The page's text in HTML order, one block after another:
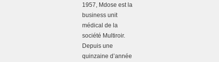
1957, Mdose est la
business unit
médical de la
société Multiroir.
Depuis une
quinzaine d’année